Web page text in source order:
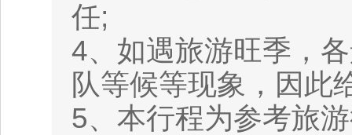
任;
4、如遇旅游旺季，
队等候等现象，因此
5、本行程为参考旅